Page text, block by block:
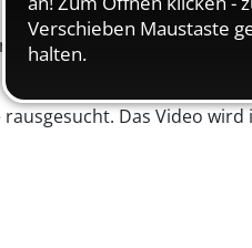
die pdf-Datei ausdrucken
Das Video wird